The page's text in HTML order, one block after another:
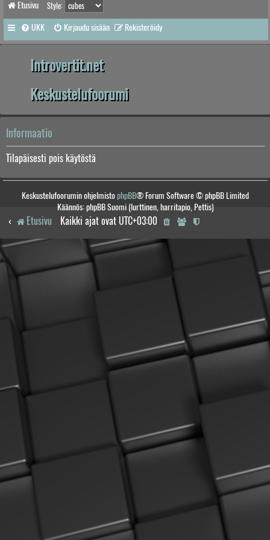
Etusivu Style:
UKK Kirjaudu sisään Rekisteröidy
Introvertit.net
Keskustelufoorumi
Informaatio
Tilapäisesti pois käytöstä
Keskustelufoorumin ohjelmistophpBB® Forum Software © phpBB Limited
Käännös: phpBB Suomi (lurttinen, harritapio, Pettis)
Etusivu Kaikki ajat ovat UTC+03:00